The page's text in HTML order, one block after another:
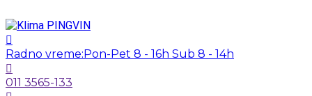
Radno vreme:Pon-Pet 8 - 16h Sub 8 - 14h
011 3565-133